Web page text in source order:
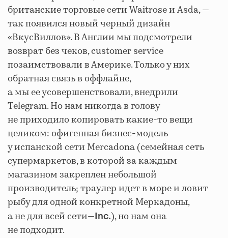
британские торговые сети Waitrose и Asda, —
так появился новый черный дизайн
«ВкусВиллов». В Англии мы подсмотрели
возврат без чеков, customer service
позаимствовали в Америке. Только у них
обратная связь в оффлайне,
а мы ее усовершенствовали, внедрили
Telegram. Но нам никогда в голову
не приходило копировать какие-то вещи
целиком: офигенная бизнес-модель
у испанской сети Mercadona (семейная сеть
супермаркетов, в которой за каждым
магазином закреплен небольшой
производитель; траулер идет в море и ловит
рыбу для одной конкретной Меркадоны,
а не для всей сети— Inc.), но нам она
не подходит.